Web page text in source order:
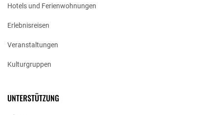
Hotels und Ferienwohnungen
Erlebnisreisen
Veranstaltungen
Kulturgruppen
UNTERSTÜTZUNG